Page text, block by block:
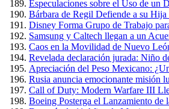
Especulaciones sobre el Uso de un
Bárbara de Regil Defiende a su Hija
Disney Forma Grupo de Trabajo
Samsung y Caltech llegan a un
Caos en la Movilidad de Nuevo
Revelada declaración jurada: Niño
Apreciación del Peso Mexicano:
Rusia anuncia emocionante misión
Call of Duty: Modern Warfare III
Boeing Posterga el Lanzamiento de